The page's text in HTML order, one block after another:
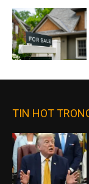
TIN HOT